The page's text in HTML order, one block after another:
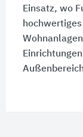
Einsatz, wo